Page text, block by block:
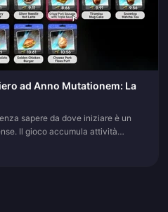
ad Anno Mutationem: La
sapere da dove iniziare è un
Il gioco accumula attività